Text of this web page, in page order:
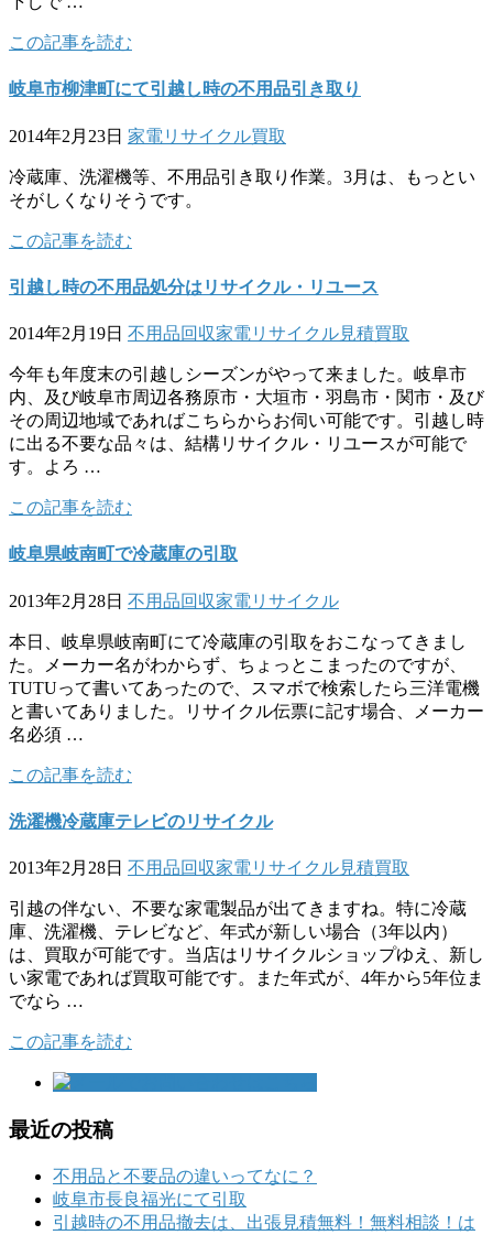
この記事を読む
岐阜市柳津町にて引越し時の不用品引き取り
2014年2月23日 家電リサイクル買取
冷蔵庫、洗濯機等、不用品引き取り作業。3月は、もっとい
そがしくなりそうです。
この記事を読む
引越し時の不用品処分はリサイクル・リユース
2014年2月19日 不用品回収家電リサイクル見積買取
今年も年度末の引越しシーズンがやって来ました。岐阜市
内、及び岐阜市周辺各務原市・大垣市・羽島市・関市・及び
その周辺地域であればこちらからお伺い可能です。引越し時
に出る不要な品々は、結構リサイクル・リユースが可能で
す。よろ …
この記事を読む
岐阜県岐南町で冷蔵庫の引取
2013年2月28日 不用品回収家電リサイクル
本日、岐阜県岐南町にて冷蔵庫の引取をおこなってきまし
た。メーカー名がわからず、ちょっとこまったのですが、
TUTUって書いてあったので、スマボで検索したら三洋電機
と書いてありました。リサイクル伝票に記す場合、メーカー
名必須 …
この記事を読む
洗濯機冷蔵庫テレビのリサイクル
2013年2月28日 不用品回収家電リサイクル見積買取
引越の伴ない、不要な家電製品が出てきますね。特に冷蔵
庫、洗濯機、テレビなど、年式が新しい場合（3年以内）
は、買取が可能です。当店はリサイクルショップゆえ、新し
い家電であれば買取可能です。また年式が、4年から5年位ま
でなら …
この記事を読む
最近の投稿
不用品と不要品の違いってなに？
岐阜市長良福光にて引取
引越時の不用品撤去は、出張見積無料！無料相談！は